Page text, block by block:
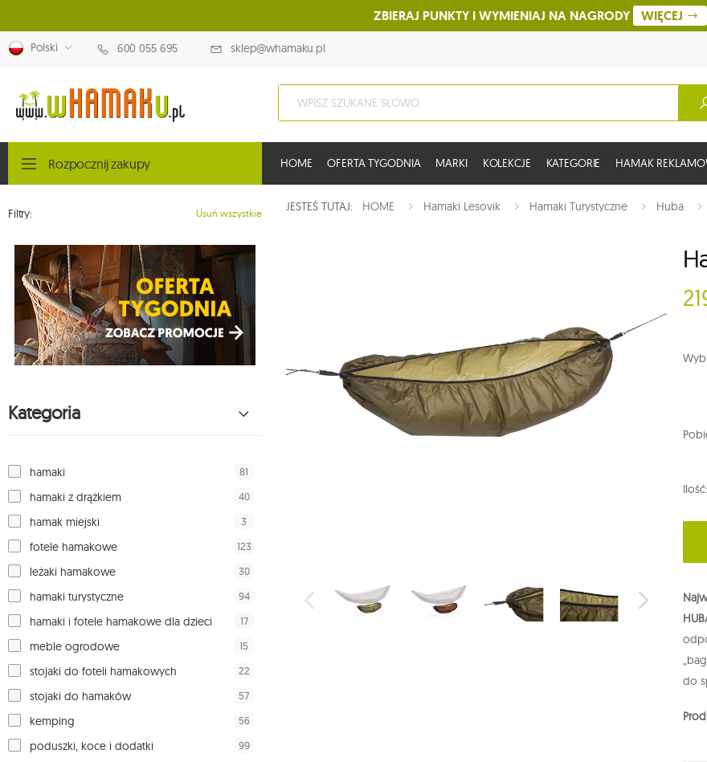
ZBIERAJ PUNKTY I WYMIENIAJ NA NAGRODY WIĘCEJ
Polski 600 055 695 sklep@whamaku.pl
Rozpocznij zakupy HOME OFERTA TYGODNIA MARKI KOLEKCJE KATEGORIE HAMAK
Filtry: Usuń wszystkie
Kategoria
hamaki 81
hamaki z drążkiem 40
hamak miejski 3
fotele hamakowe 123
leżaki hamakowe 30
hamaki turystyczne 94
hamaki i fotele hamakowe dla dzieci 17
meble ogrodowe 15
stojaki do foteli hamakowych 22
stojaki do hamaków 57
kemping 56
poduszki, koce i dodatki 99
JESTEŚ TUTAJ: HOME Hamaki Lesovik Hamaki Turystyczne Huba
Ilość:
do